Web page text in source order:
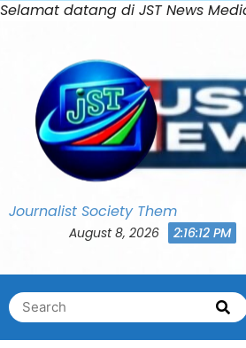
Selamat datang di JST News
Journalist Society Them
August 8, 2026 2:16:15 PM
Search
for: